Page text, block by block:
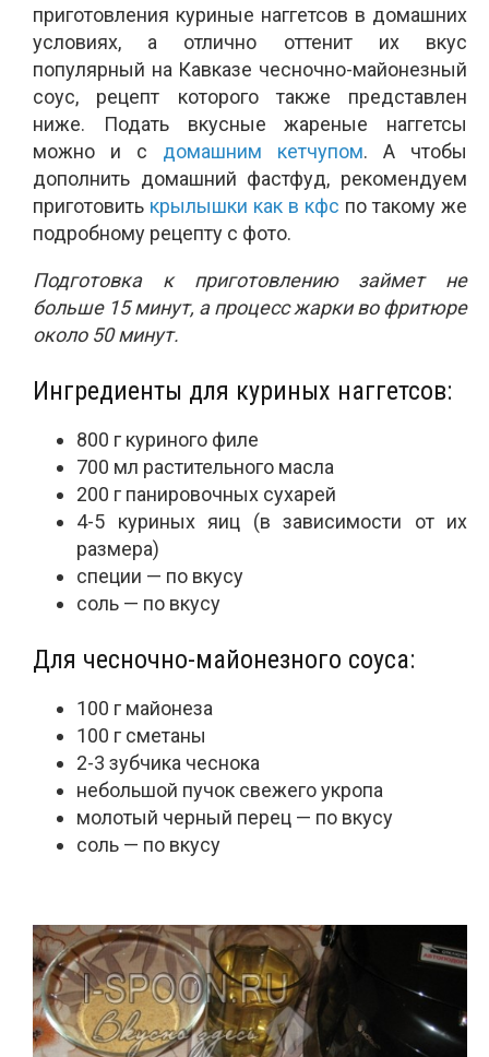
приготовления куриные наггетсов в домашних
условиях, а отлично оттенит их вкус
популярный на Кавказе чесночно-майонезный
соус, рецепт которого также представлен
ниже. Подать вкусные жареные наггетсы
можно и с домашним кетчупом. А чтобы
дополнить домашний фастфуд, рекомендуем
приготовить крылышки как в кфс по такому же
подробному рецепту с фото.
Подготовка к приготовлению займет не
больше 15 минут, а процесс жарки во фритюре
около 50 минут.
Ингредиенты для куриных наггетсов:
800 г куриного филе
700 мл растительного масла
200 г панировочных сухарей
4-5 куриных яиц (в зависимости от их
размера)
специи — по вкусу
соль — по вкусу
Для чесночно-майонезного соуса:
100 г майонеза
100 г сметаны
2-3 зубчика чеснока
небольшой пучок свежего укропа
молотый черный перец — по вкусу
соль — по вкусу